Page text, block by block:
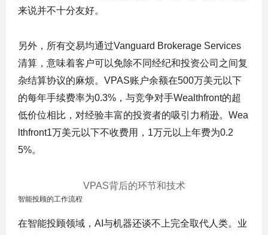
来说并不十分友好。
另外，所有交易均通过Vanguard Brokerage Services
清算，意味着客户可以免除不同经纪和投资公司之间复
杂结算协议的麻烦。VPAS账户余额在500万美元以下
的每年手续费率为0.3%，与竞争对手Wealthfront的超
低价位相比，对经验丰富的投资者的吸引力稍逊。Wea
lthfront1万美元以下不收费用，1万元以上年费为0.2
5%。
VPAS背后的环节和技术
智能投顾的工作流程
在智能投顾领域，AI与机器还谈不上完全取代人类。业